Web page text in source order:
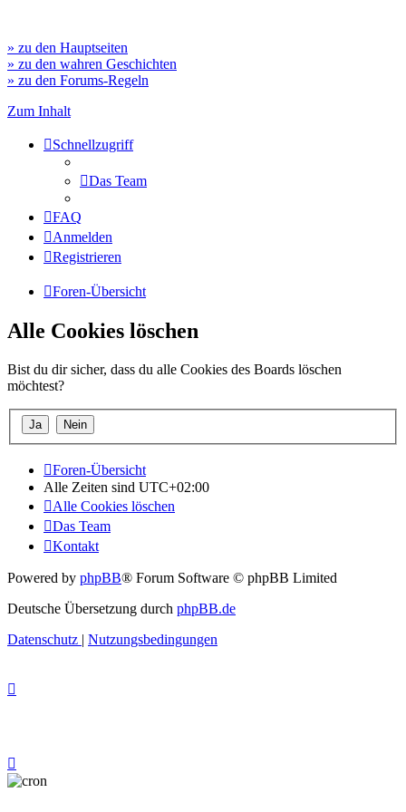
» zu den Hauptseiten
» zu den wahren Geschichten
» zu den Forums-Regeln
Zum Inhalt
Schnellzugriff
Das Team
FAQ
Anmelden
Registrieren
Foren-Übersicht
Alle Cookies löschen
Bist du dir sicher, dass du alle Cookies des Boards löschen
möchtest?
Foren-Übersicht
Alle Zeiten sind UTC+02:00
Alle Cookies löschen
Das Team
Kontakt
Powered by phpBB® Forum Software © phpBB Limited
Deutsche Übersetzung durch phpBB.de
Datenschutz | Nutzungsbedingungen